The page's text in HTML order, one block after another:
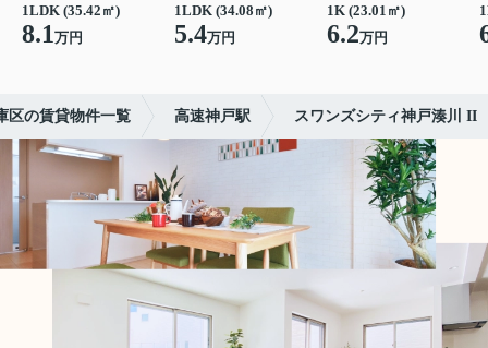
1LDK (35.42㎡)
8.1万円
1LDK (34.08㎡)
5.4万円
1K (23.01㎡)
6.2万円
区の賃貸物件一覧 高速神戸駅 スワンズシティ神戸湊川 II